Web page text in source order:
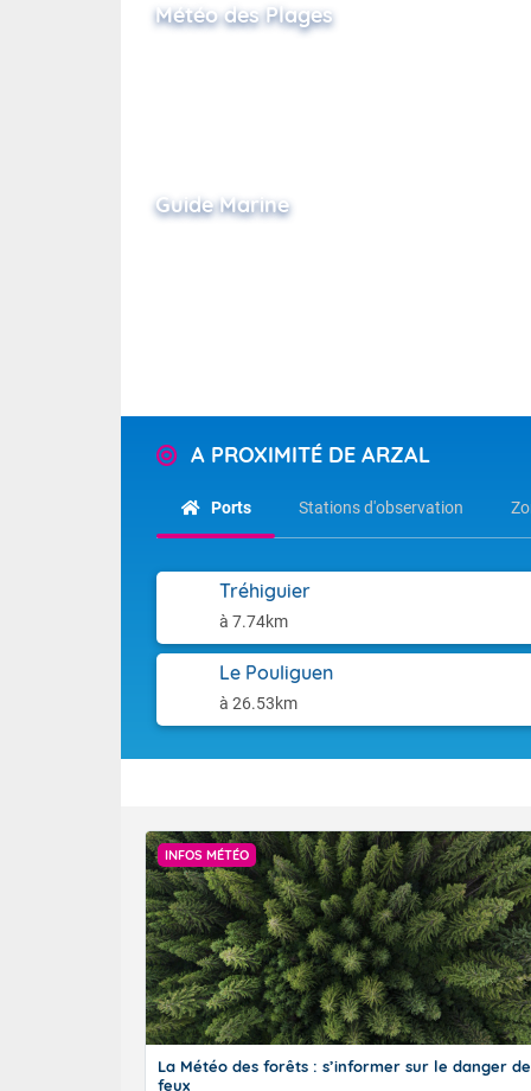
Météo des Plages
Guide Marine
A PROXIMITÉ DE ARZAL
Ports Stations d'observation
Tréhiguier
à 7.74km
Le Pouliguen
à 26.53km
INFOS MÉTÉO
La Météo des forêts : s’informer sur le danger de
feux